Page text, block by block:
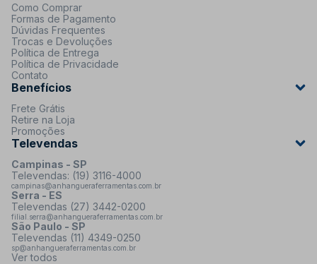
Como Comprar
Formas de Pagamento
Dúvidas Frequentes
Trocas e Devoluções
Política de Entrega
Política de Privacidade
Contato
Benefícios
Frete Grátis
Retire na Loja
Promoções
Televendas
Campinas - SP
Televendas: (19) 3116-4000
campinas@anhangueraferramentas.com.br
Serra - ES
Televendas (27) 3442-0200
filial.serra@anhangueraferramentas.com.br
São Paulo - SP
Televendas (11) 4349-0250
sp@anhangueraferramentas.com.br
Ver todos